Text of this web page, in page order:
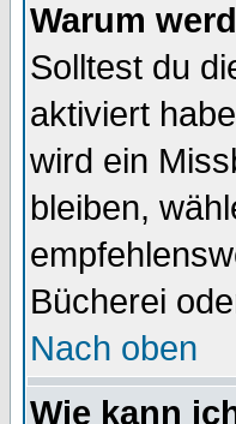
Warum
Solltest du
aktiviert
wird ein
bleiben,
Bücherei
Nach oben
Wie kann